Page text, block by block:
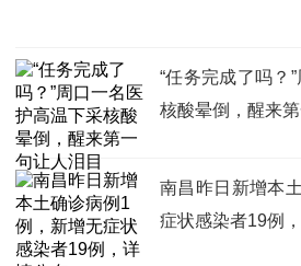
“任务完成了吗？
核酸晕倒，醒来
南昌昨日新增本
症状感染者19例